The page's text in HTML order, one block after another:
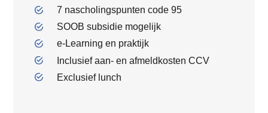
7 nascholingspunten code 95
SOOB subsidie mogelijk
e-Learning en praktijk
Inclusief aan- en afmeldkosten CCV
Exclusief lunch